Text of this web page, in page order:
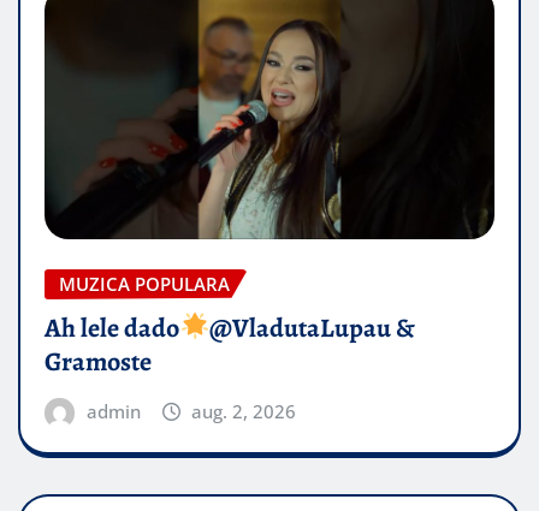
MUZICA POPULARA
Ah lele dado​
@VladutaLupau &
Gramoste
admin aug. 2, 2026